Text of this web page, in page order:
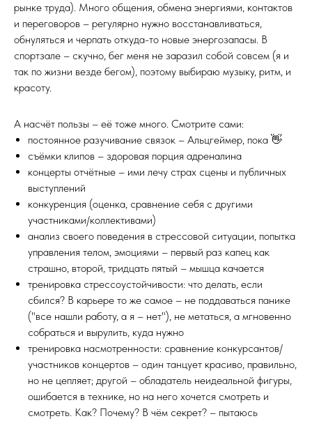
рынке труда). Много общения, обмена энергиями, контактов
и переговоров – регулярно нужно восстанавливаться,
обнуляться и черпать откуда-то новые энергозапасы. В
спортзале – скучно, бег меня не заразил собой совсем (я и
так по жизни везде бегом), поэтому выбираю музыку, ритм, и
красоту.
А насчёт пользы – её тоже много. Смотрите сами:
постоянное разучивание связок – Альцгеймер, пока 👋
съёмки клипов – здоровая порция адреналина
концерты отчётные – ими лечу страх сцены и публичных
выступлений
конкуренция (оценка, сравнение себя с другими
участниками/коллективами)
анализ своего поведения в стрессовой ситуации, попытка
управления телом, эмоциями – первый раз капец как
страшно, второй, тридцать пятый – мышца качается
тренировка стрессоустойчивости: что делать, если
сбился? В карьере то же самое – не поддаваться панике
("все нашли работу, а я – нет"), не метаться, а мгновенно
собраться и вырулить, куда нужно
тренировка насмотренности: сравнение конкурсантов/
участников концертов – один танцует красиво, правильно,
но не цепляет; другой – обладатель неидеальной фигуры,
ошибается в технике, но на него хочется смотреть и
смотреть. Как? Почему? В чём секрет? – пытаюсь